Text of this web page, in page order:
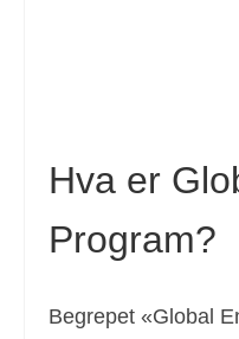
Hva er
Program?
Begrepet «Global